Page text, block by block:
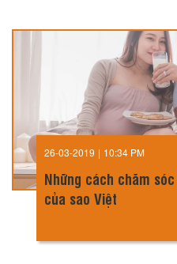
26-03-2019 | 10:34 PM
Những cách chăm
của sao Việt